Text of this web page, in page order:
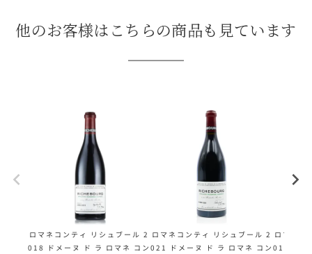
他のお客様はこちらの商品も見ています
ロマネコンティ リシュブール 2
018 ドメーヌ ド ラ ロマネ コン
ロマネコンティ リシュブール 2
021 ドメーヌ ド ラ ロマネ コン
ロマネコ
017 ドメ